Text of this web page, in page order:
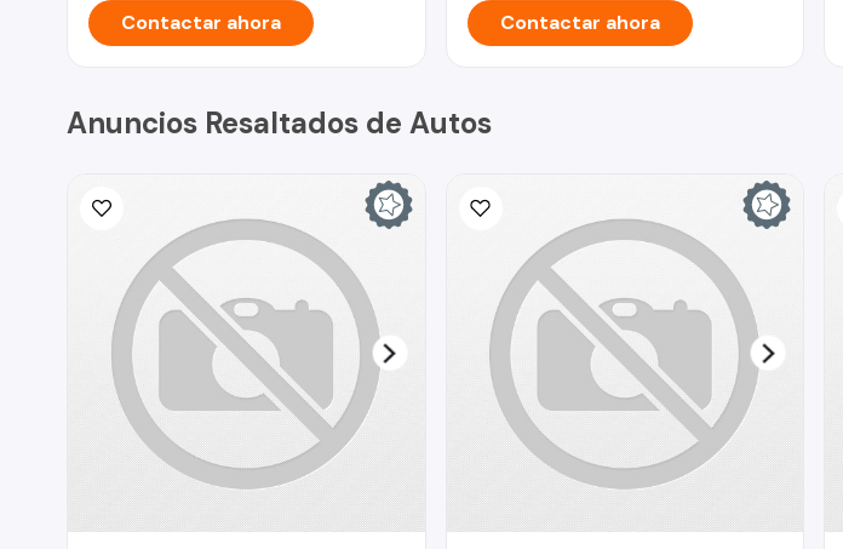
Contactar ahora Contactar ahora
Anuncios Resaltados de Autos